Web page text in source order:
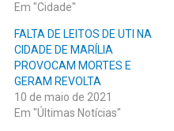
Em "Cidade"
FALTA DE LEITOS DE UTI NA
CIDADE DE MARÍLIA
PROVOCAM MORTES E
GERAM REVOLTA
10 de maio de 2021
Em "Últimas Notícias"